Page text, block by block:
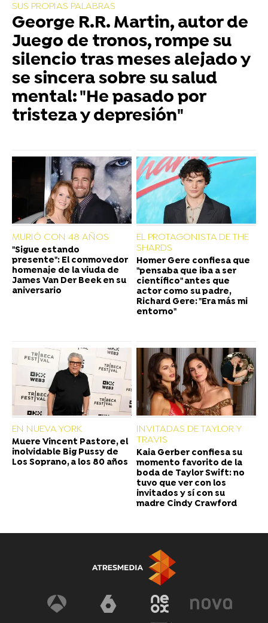
SUS PROPIAS PALABRAS
George R.R. Martin, autor de
Juego de tronos, rompe su
silencio tras meses alejado y
se sincera sobre su salud
mental: "He pasado por
tristeza y depresión"
MURIÓ CON 48 AÑOS
"Sigue estando
presente": El conmovedor
homenaje de la viuda de
James Van Der Beek en su
aniversario
EL PROTAGONISTA DE THE
SHARDS
Homer Gere confiesa que
"pensaba que iba a ser
científico" antes que
actor como su padre,
Richard Gere: "Era más mi
entorno"
EN NUEVA YORK
Muere Vincent Pastore, el
inolvidable Big Pussy de
Los Soprano, a los 80 años
INVITADAS DE TAYLOR Y
TRAVIS
Kaia Gerber confiesa su
momento favorito de la
boda de Taylor Swift: no
tuvo que ver con los
invitados y sí con su
madre Cindy Crawford